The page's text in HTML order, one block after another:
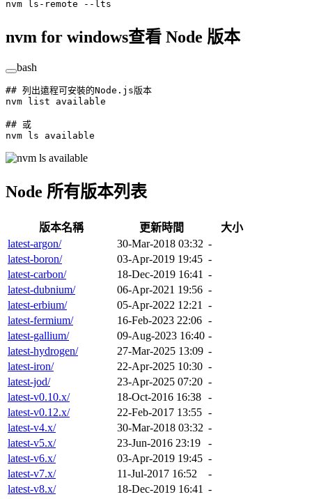
nvm ls-remote --lts
nvm for windows查看 Node 版本
bash
## 列出遠程可安裝的Node.js版本
nvm list available
## 或
nvm ls available
Node 所有版本列表
版本名稱 更新時間
大小
latest-argon/
30-Mar-2018 03:32 -
latest-boron/
03-Apr-2019 19:45 -
latest-carbon/
18-Dec-2019 16:41 -
latest-dubnium/
06-Apr-2021 19:56 -
latest-erbium/
05-Apr-2022 12:21
-
latest-fermium/
16-Feb-2023 22:06 -
latest-gallium/
09-Aug-2023 16:40 -
latest-hydrogen/
27-Mar-2025 13:09 -
latest-iron/
22-Apr-2025 10:30 -
latest-jod/
23-Apr-2025 07:20 -
latest-v0.10.x/
18-Oct-2016 16:38 -
latest-v0.12.x/
22-Feb-2017 13:55 -
latest-v4.x/
30-Mar-2018 03:32 -
latest-v5.x/
23-Jun-2016 23:19
-
latest-v6.x/
03-Apr-2019 19:45 -
latest-v7.x/
11-Jul-2017 16:52
-
latest-v8.x/
18-Dec-2019 16:41 -